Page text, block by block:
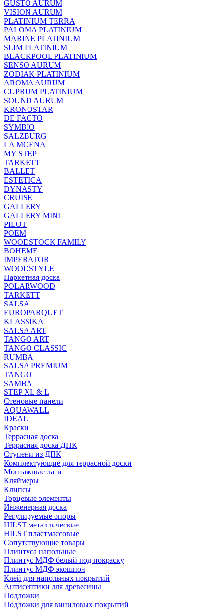
GUSTO AURUM
VISION AURUM
PLATINIUM TERRA
PALOMA PLATINIUM
MARINE PLATINIUM
SLIM PLATINIUM
BLACKPOOL PLATINIUM
SENSO AURUM
ZODIAK PLATINIUM
AROMA AURUM
CUPRUM PLATINIUM
SOUND AURUM
KRONOSTAR
DE FACTO
SYMBIO
SALZBURG
LA MOENA
MY STEP
TARKETT
BALLET
ESTETICA
DYNASTY
CRUISE
GALLERY
GALLERY MINI
PILOT
POEM
WOODSTOCK FAMILY
BOHEME
IMPERATOR
WOODSTYLE
Паркетная доска
POLARWOOD
TARKETT
SALSA
EUROPARQUET
KLASSIKA
SALSA ART
TANGO ART
TANGO CLASSIC
RUMBA
SALSA PREMIUM
TANGO
SAMBA
STEP XL & L
Стеновые панели
AQUAWALL
IDEAL
Краски
Террасная доска
Террасная доска ДПК
Ступени из ДПК
Комплектующие для террасной доски
Монтажные лаги
Кляймеры
Клипсы
Торцевые элементы
Инженерная доска
Регулируемые опоры
HILST металлические
HILST пластмассовые
Сопутствующие товары
Плинтуса напольные
Плинтус МДФ белый под покраску
Плинтус МДФ экошпон
Клей для напольных покрытий
Антисептики для древесины
Подложки
Подложки для виниловых покрытий